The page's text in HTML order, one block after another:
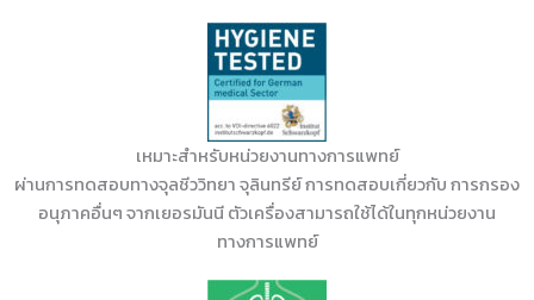
เหมาะสำหรับหน่วยงานทางการแพทย์
ผ่านการทดสอบทางจุลชีววิทยา จุลินทรีย์ การทดสอบเกี่ยวกับ การกรอง
อนุภาคอื่นๆ จากเยอรมันนี ตัวเครื่องสามารถใช้ได้ในทุกหน่วยงาน
ทางการแพทย์